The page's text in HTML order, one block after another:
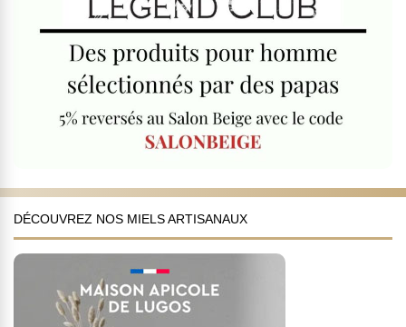
DÉCOUVREZ NOS MIELS ARTISANAUX